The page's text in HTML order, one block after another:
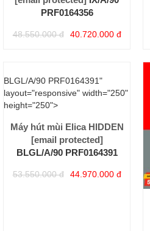
PRF0164356
48.550.000 đ 40.720.000 đ
BLGL/A/90 PRF0164391"
layout="responsive" width="250"
height="250">
Máy hút mùi Elica HIDDEN
[email protected]
BLGL/A/90 PRF0164391
53.550.000 đ 44.970.000 đ